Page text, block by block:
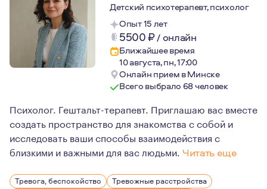
Детский психотерапевт, психолог
Опыт 15 лет
5500₽/ онлайн
Ближайшее время
10 августа, пн, 17:00
Онлайн прием в Минске
Всего выбрало 68 человек
Психолог. Гештальт-терапевт. Приглашаю вас вместе
создать пространство для знакомства с собой и
исследовать ваши способы взаимодействия с
близкими и важными для вас людьми. Читать еще
На личном опыте прохождения терапии могу сказать:
Тревога, беспокойство
Тревожные расстройства